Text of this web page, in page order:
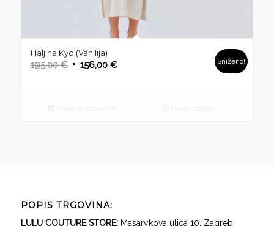
Haljina Kyo (Vanilija)
195,00€ Izvorna
156,00 €Trenutna
Sniženo!
POPIS TRGOVINA:
LULU COUTURE STORE: Masarykova ulica 10, Zagreb,